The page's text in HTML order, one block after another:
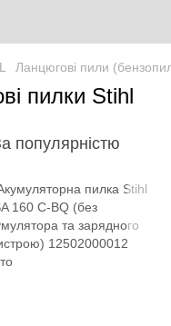
Ланцюгові пили
пилки Stihl
популярністю